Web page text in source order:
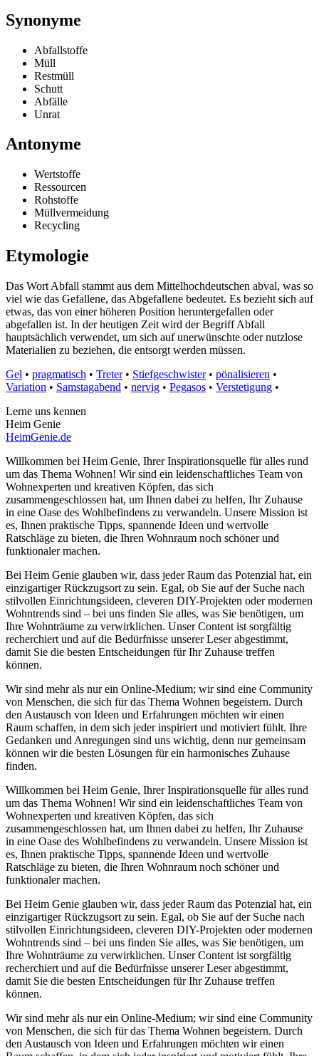
Synonyme
Abfallstoffe
Müll
Restmüll
Schutt
Abfälle
Unrat
Antonyme
Wertstoffe
Ressourcen
Rohstoffe
Müllvermeidung
Recycling
Etymologie
Das Wort Abfall stammt aus dem Mittelhochdeutschen abval, was so
viel wie das Gefallene, das Abgefallene bedeutet. Es bezieht sich auf
etwas, das von einer höheren Position heruntergefallen oder
abgefallen ist. In der heutigen Zeit wird der Begriff Abfall
hauptsächlich verwendet, um sich auf unerwünschte oder nutzlose
Materialien zu beziehen, die entsorgt werden müssen.
Gel • pragmatisch • Treter• Stiefgeschwister• pönalisieren •
Variation • Samstagabend • nervig • Pegasos • Verstetigung •
Lerne uns kennen
Heim Genie
HeimGenie.de
Willkommen bei Heim Genie, Ihrer Inspirationsquelle für alles rund
um das Thema Wohnen! Wir sind ein leidenschaftliches Team von
Wohnexperten und kreativen Köpfen, das sich
zusammengeschlossen hat, um Ihnen dabei zu helfen, Ihr Zuhause
in eine Oase des Wohlbefindens zu verwandeln. Unsere Mission ist
es, Ihnen praktische Tipps, spannende Ideen und wertvolle
Ratschläge zu bieten, die Ihren Wohnraum noch schöner und
funktionaler machen.
Bei Heim Genie glauben wir, dass jeder Raum das Potenzial hat, ein
einzigartiger Rückzugsort zu sein. Egal, ob Sie auf der Suche nach
stilvollen Einrichtungsideen, cleveren DIY-Projekten oder modernen
Wohntrends sind – bei uns finden Sie alles, was Sie benötigen, um
Ihre Wohnträume zu verwirklichen. Unser Content ist sorgfältig
recherchiert und auf die Bedürfnisse unserer Leser abgestimmt,
damit Sie die besten Entscheidungen für Ihr Zuhause treffen
können.
Wir sind mehr als nur ein Online-Medium; wir sind eine Community
von Menschen, die sich für das Thema Wohnen begeistern. Durch
den Austausch von Ideen und Erfahrungen möchten wir einen
Raum schaffen, in dem sich jeder inspiriert und motiviert fühlt. Ihre
Gedanken und Anregungen sind uns wichtig, denn nur gemeinsam
können wir die besten Lösungen für ein harmonisches Zuhause
finden.
Willkommen bei Heim Genie, Ihrer Inspirationsquelle für alles rund
um das Thema Wohnen! Wir sind ein leidenschaftliches Team von
Wohnexperten und kreativen Köpfen, das sich
zusammengeschlossen hat, um Ihnen dabei zu helfen, Ihr Zuhause
in eine Oase des Wohlbefindens zu verwandeln. Unsere Mission ist
es, Ihnen praktische Tipps, spannende Ideen und wertvolle
Ratschläge zu bieten, die Ihren Wohnraum noch schöner und
funktionaler machen.
Bei Heim Genie glauben wir, dass jeder Raum das Potenzial hat, ein
einzigartiger Rückzugsort zu sein. Egal, ob Sie auf der Suche nach
stilvollen Einrichtungsideen, cleveren DIY-Projekten oder modernen
Wohntrends sind – bei uns finden Sie alles, was Sie benötigen, um
Ihre Wohnträume zu verwirklichen. Unser Content ist sorgfältig
recherchiert und auf die Bedürfnisse unserer Leser abgestimmt,
damit Sie die besten Entscheidungen für Ihr Zuhause treffen
können.
Wir sind mehr als nur ein Online-Medium; wir sind eine Community
von Menschen, die sich für das Thema Wohnen begeistern. Durch
den Austausch von Ideen und Erfahrungen möchten wir einen